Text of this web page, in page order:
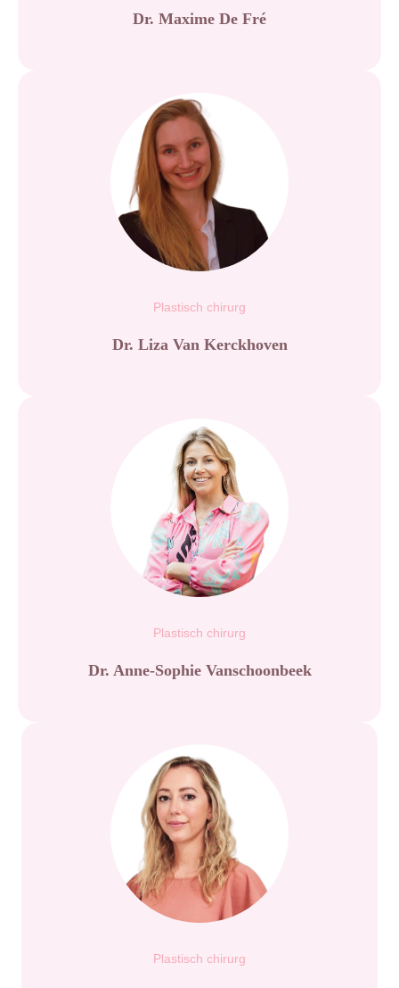
Dr. Maxime De Fré
Plastisch chirurg
Dr. Liza Van Kerckhoven
Plastisch chirurg
Dr. Anne-Sophie Vanschoonbeek
Plastisch chirurg